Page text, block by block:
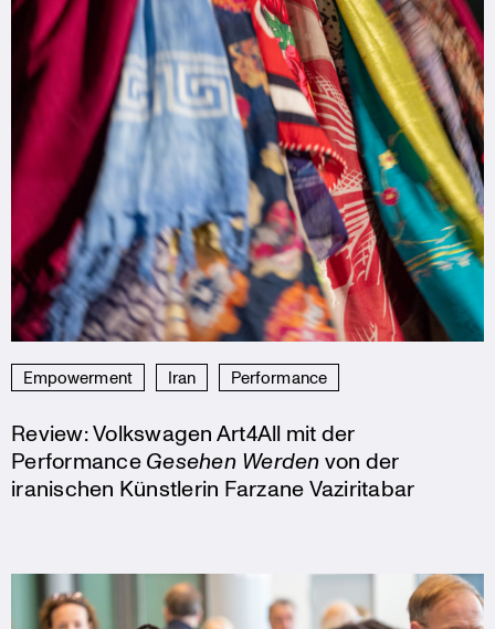
Empowerment Iran Performance
Review: Volkswagen Art4All mit der
PerformanceGesehen Werden von der
iranischen Künstlerin Farzane Vaziritabar